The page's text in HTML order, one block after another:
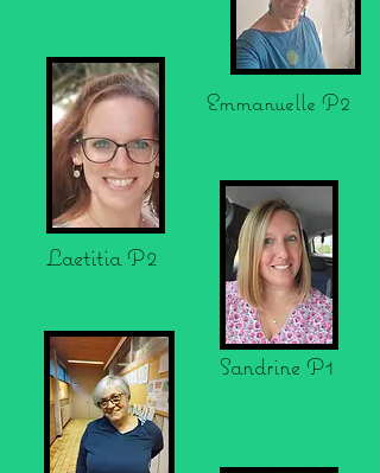
Emmanuelle P2
Laetitia P2
Sandrine P1